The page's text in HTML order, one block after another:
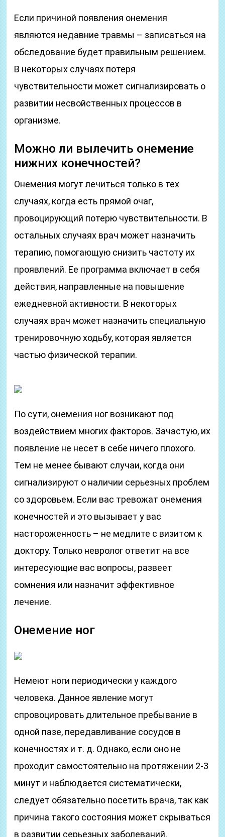
Если причиной появления онемения
являются недавние травмы – записаться на
обследование будет правильным решением.
В некоторых случаях потеря
чувствительности может сигнализировать о
развитии несвойственных процессов в
организме.
Можно ли вылечить онемение
нижних конечностей?
Онемения могут лечиться только в тех
случаях, когда есть прямой очаг,
провоцирующий потерю чувствительности. В
остальных случаях врач может назначить
терапию, помогающую снизить частоту их
проявлений. Ее программа включает в себя
действия, направленные на повышение
ежедневной активности. В некоторых
случаях врач может назначить специальную
тренировочную ходьбу, которая является
частью физической терапии.
По сути, онемения ног возникают под
воздействием многих факторов. Зачастую, их
появление не несет в себе ничего плохого.
Тем не менее бывают случаи, когда они
сигнализируют о наличии серьезных проблем
со здоровьем. Если вас тревожат онемения
конечностей и это вызывает у вас
настороженность – не медлите с визитом к
доктору. Только невролог ответит на все
интересующие вас вопросы, развеет
сомнения или назначит эффективное
лечение.
Онемение ног
Немеют ноги периодически у каждого
человека. Данное явление могут
спровоцировать длительное пребывание в
одной пазе, передавливание сосудов в
конечностях и т. д. Однако, если оно не
проходит самостоятельно на протяжении 2-3
минут и наблюдается систематически,
следует обязательно посетить врача, так как
причина такого состояния может скрываться
в развитии серьезных заболеваний,